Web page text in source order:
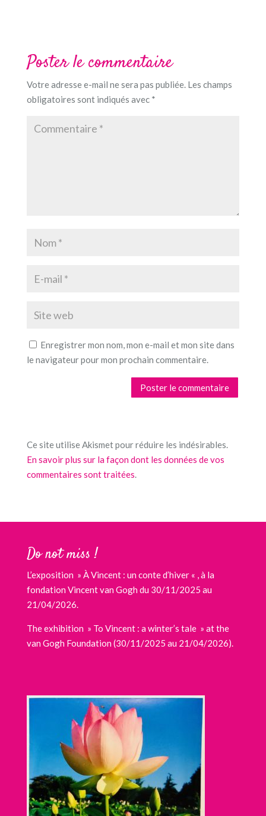
Poster le commentaire
Votre adresse e-mail ne sera pas publiée. Les champs
obligatoires sont indiqués avec *
Enregistrer mon nom, mon e-mail et mon site dans
le navigateur pour mon prochain commentaire.
Ce site utilise Akismet pour réduire les indésirables.
En savoir plus sur la façon dont les données de vos
commentaires sont traitées.
Do not miss !
L’exposition » À Vincent : un conte d’hiver « , à la
fondation Vincent van Gogh du 30/11/2025 au
21/04/2026.
The exhibition » To Vincent : a winter’s tale » at the
van Gogh Foundation (30/11/2025 au 21/04/2026).